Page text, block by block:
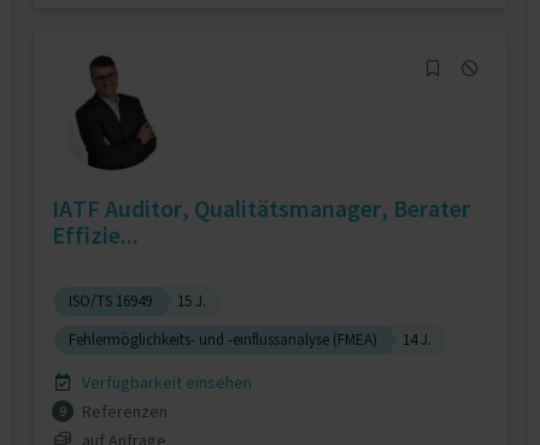
IATF Auditor, Qualitätsmanager, Berater
Effizie...
ISO/TS 16949
15 J.
Fehlermöglichkeits- und -einflussanalyse (FMEA)
14 J.
Verfügbarkeit einsehen
9
Referenzen
auf Anfrage